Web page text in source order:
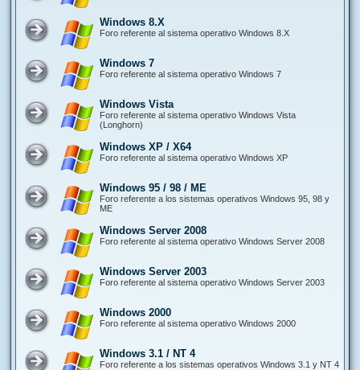
Windows 8.X
Foro referente al sistema operativo Windows 8.X
Windows 7
Foro referente al sistema operativo Windows 7
Windows Vista
Foro referente al sistema operativo Windows Vista
(Longhorn)
Windows XP / X64
Foro referente al sistema operativo Windows XP
Windows 95 / 98 / ME
Foro referente a los sistemas operativos Windows 95, 98 y
ME
Windows Server 2008
Foro referente al sistema operativo Windows Server 2008
Windows Server 2003
Foro referente al sistema operativo Windows Server 2003
Windows 2000
Foro referente al sistema operativo Windows 2000
Windows 3.1 / NT 4
Foro referente a los sistemas operativos Windows 3.1 y NT 4